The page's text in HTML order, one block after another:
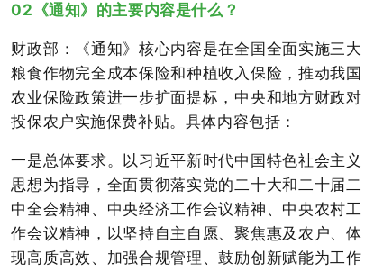
02《通知》的主要内容是什么？
财政部：《通知》核心内容是在全国全面实施三大
粮食作物完全成本保险和种植收入保险，推动我国
农业保险政策进一步扩面提标，中央和地方财政对
投保农户实施保费补贴。具体内容包括：
一是总体要求。以习近平新时代中国特色社会主义
思想为指导，全面贯彻落实党的二十大和二十届二
中全会精神、中央经济工作会议精神、中央农村工
作会议精神，以坚持自主自愿、聚焦惠及农户、体
现高质高效、加强合规管理、鼓励创新赋能为工作